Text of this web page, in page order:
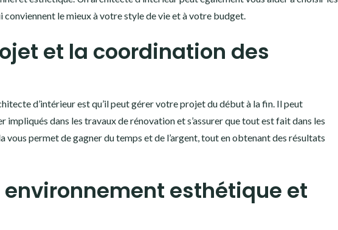
le mieux à votre style de vie et à votre budget.
et la coordination des
d’intérieur est qu’il peut gérer votre projet du début à la fin. Il peut
dans les travaux de rénovation et s’assurer que tout est fait dans les
vous permet de gagner du temps et de l’argent, tout en obtenant des résultats
environnement esthétique et